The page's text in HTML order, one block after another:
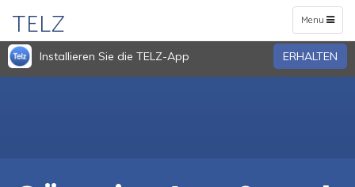
Toggle
navigation
Menu
TELZ
Installieren Sie die TELZ-App ERHALTEN